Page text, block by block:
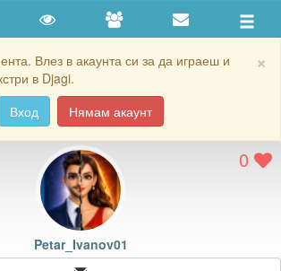
×
Влез в акаунта си за да играеш и
в Djagi.
Вход
Нямам акаунт
игри
Petar_Ivanov01
Petar_Ivanov01
0
Petar_Ivanov01